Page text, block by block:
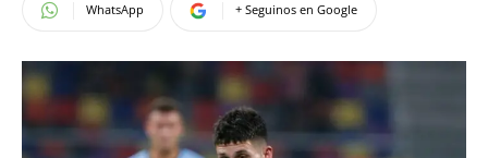
WhatsApp + Seguinos en Google